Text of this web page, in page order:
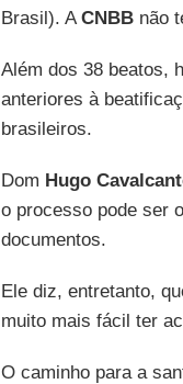
Brasil). ACNBBnão
Além dos 38 beatos,
anteriores à
brasileiros.
Dom Hugo
o processo pode ser
documentos.
Ele diz, entretanto,
muito mais fácil ter
O caminho para a